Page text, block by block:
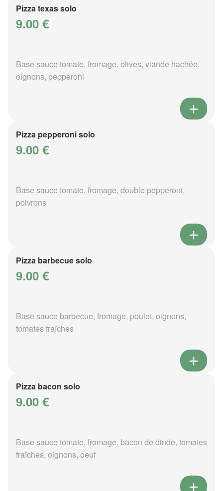
Pizza texas solo
9.00 €
Base sauce tomate, fromage, olives, viande hachée,
oignons, pepperoni
Pizza pepperoni solo
9.00 €
Base sauce tomate, fromage, double pepperoni,
poivrons
Pizza barbecue solo
9.00 €
Base sauce barbecue, fromage, poulet, oignons,
tomates fraîches
Pizza bacon solo
9.00 €
Base sauce tomate, fromage, bacon de dinde, tomates
fraîches, oignons, oeuf